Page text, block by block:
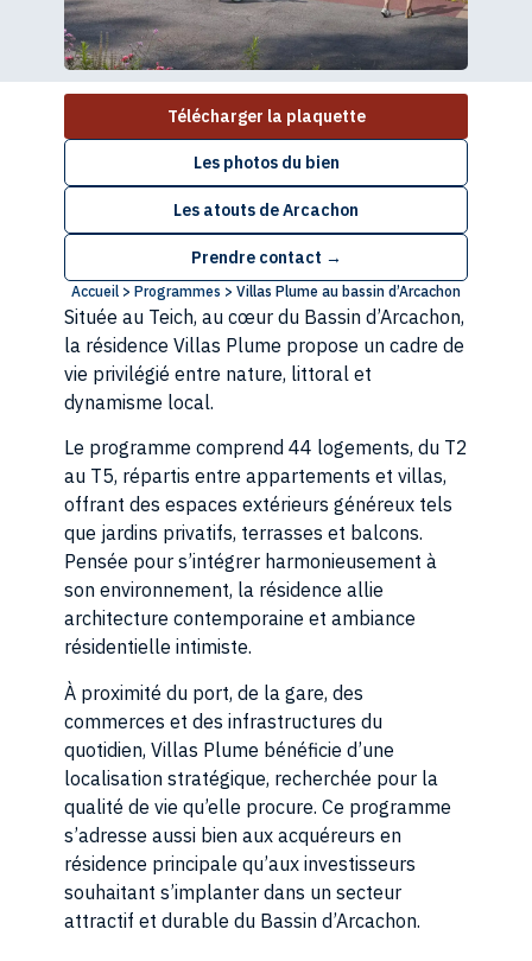
Accueil > Programmes > Villas Plume au bassin d’Arcachon
Située au Teich, au cœur du Bassin d’Arcachon,
la résidence Villas Plume propose un cadre de
vie privilégié entre nature, littoral et
dynamisme local.
Le programme comprend 44 logements, du T2
au T5, répartis entre appartements et villas,
offrant des espaces extérieurs généreux tels
que jardins privatifs, terrasses et balcons.
Pensée pour s’intégrer harmonieusement à
son environnement, la résidence allie
architecture contemporaine et ambiance
résidentielle intimiste.
À proximité du port, de la gare, des
commerces et des infrastructures du
quotidien, Villas Plume bénéficie d’une
localisation stratégique, recherchée pour la
qualité de vie qu’elle procure. Ce programme
s’adresse aussi bien aux acquéreurs en
résidence principale qu’aux investisseurs
souhaitant s’implanter dans un secteur
attractif et durable du Bassin d’Arcachon.
Télécharger la plaquette
Les photos du bien
Les atouts deArcachon
Prendre contact →